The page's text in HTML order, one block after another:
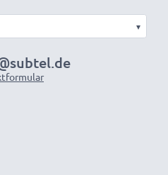
und machen Sie
▾